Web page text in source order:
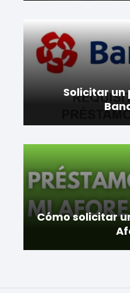
Solicitar un
Cómo solicitar